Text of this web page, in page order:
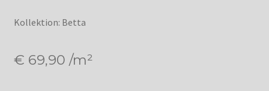
Kollektion: Betta
€ 69,90 /m²